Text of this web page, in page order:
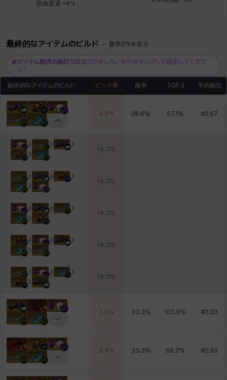
防御貫通 +8%
最終的なアイテムのビルド 勝率0%を表示
アイテム順序の統計が追加されました。矢印をタップして確認してくださ
い！
最終的なアイテムのビルド ピック率 勝率 TOP 3 平均順位
6.8% 28.6% 57.1 % #2.57
14.3%
14.3%
14.3%
14.3%
14.3%
2.9% 33.3% 100.0% #2.33
2.9% 33.3% 66.7% #2.33